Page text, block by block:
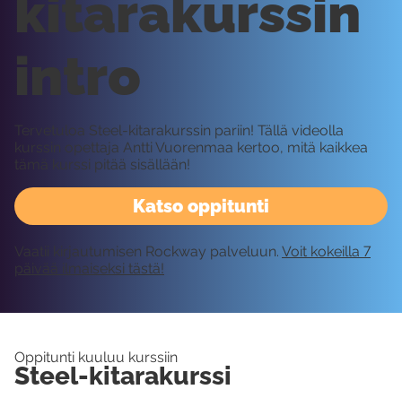
Katso oppitunti
kitarakurssin
intro
Tervetuloa Steel-kitarakurssin pariin! Tällä videolla
kurssin opettaja Antti Vuorenmaa kertoo, mitä kaikkea
tämä kurssi pitää sisällään!
Vaatii kirjautumisen Rockway palveluun. Voit kokeilla 7
päivää ilmaiseksi tästä!
Oppitunti kuuluu kurssiin
Steel-kitarakurssi